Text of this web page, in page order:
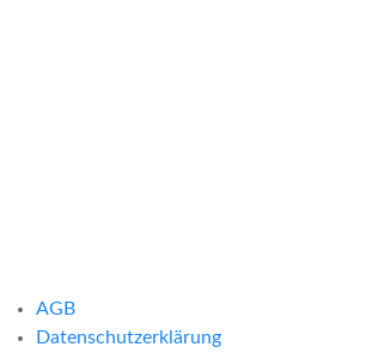
AGB
Datenschutzerklärung